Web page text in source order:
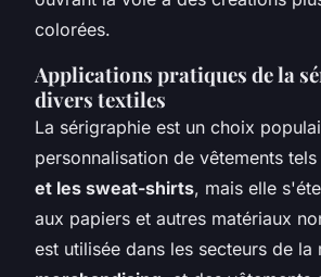
colorées.
Applications pratiques de la
divers textiles
La sérigraphie est un choix
personnalisation de vêtements
et les sweat-shirts, mais elle
aux papiers et autres matériaux
est utilisée dans les secteurs de la